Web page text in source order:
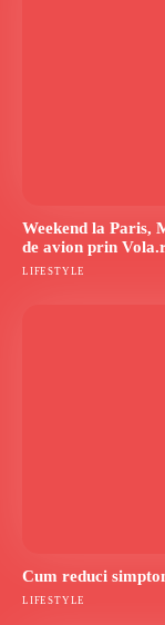
Weekend la Paris,
de avion prin
LIFESTYLE
Cum reduci
LIFESTYLE